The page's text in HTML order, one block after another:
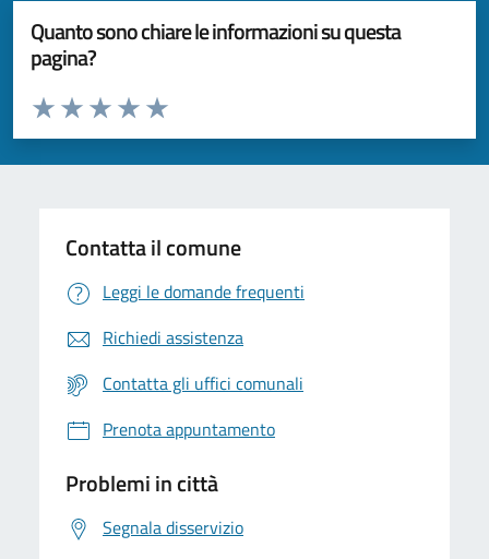
Quanto sono chiare le informazioni su questa
pagina?
Valuta da 1 a 5 stelle la pagina
Valuta 5 stelle su 5
Valuta 4 stelle su 5
Valuta 3 stelle su 5
Valuta 2 stelle su 5
Valuta 1 stelle su 5
Contatta il comune
Leggi le domande frequenti
Richiedi assistenza
Contatta gli uffici comunali
Prenota appuntamento
Problemi in città
Segnala disservizio